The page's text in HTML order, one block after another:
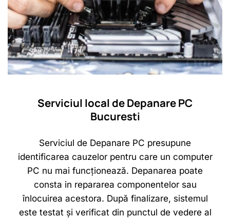
Serviciul local de Depanare PC
Bucuresti
Serviciul de Depanare PC presupune
identificarea cauzelor pentru care un computer
PC nu mai funcționează. Depanarea poate
consta in repararea componentelor sau
înlocuirea acestora. După finalizare, sistemul
este testat și verificat din punctul de vedere al